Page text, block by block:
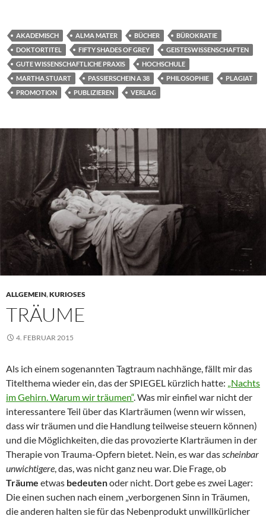
AKADEMISCH ALMA MATER BÜCHER
BÜROKRATIE
DOKTORTITEL
FIFTY SHADES OF GREY
GEISTESWISSENSCHAFTEN
GUTE WISSENSCHAFTLICHE PRAXIS
HOCHSCHULE
MARTHA STUART
PASSIERSCHEIN A 38 PHILOSOPHIE
PLAGIAT
PROMOTION
PUBLIZIEREN VERLAG
ALLGEMEIN,KURIOSES
TRÄUME
4. FEBRUAR 2015
Als ich einem sogenannten Tagtraum nachhänge, fällt mir das
Titelthema wieder ein, das der SPIEGEL kürzlich hatte: „Nachts
im Gehirn. Warum wir träumen“. Was mir einfiel war nicht der
interessantere Teil über das Klarträumen (wenn wir wissen,
dass wir träumen und die Handlung teilweise steuern können)
und die Möglichkeiten, die das provozierte Klarträumen in der
Therapie von Trauma-Opfern bietet. Nein, es war dasscheinbar
unwichtigere, das, was nicht ganz neu war. Die Frage, ob
Träume etwas bedeutenoder nicht. Dort gebe es zwei Lager:
Die einen suchen nach einem „verborgenen Sinn in Träumen,
die anderen halten sie für das Nebenprodukt unwillkürlicher